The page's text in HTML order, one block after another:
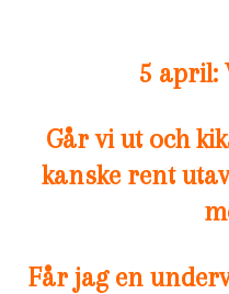
5 april:
Går vi ut och
kanske rent
Får jag en